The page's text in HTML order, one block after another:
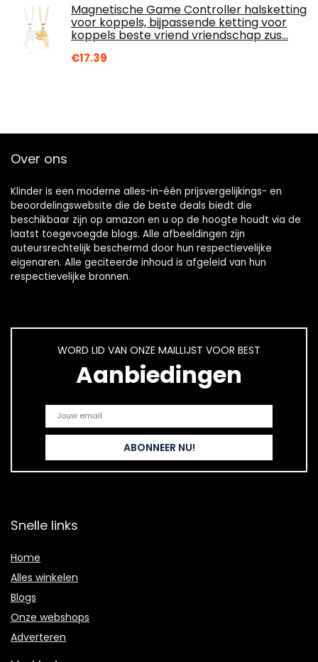
Magnetische Game Controller halsketting
voor koppels, bijpassende ketting voor
koppels beste vriend vriendschap zus…
€17.39
Over ons
Klinder is een moderne alles-in-één prijsvergelijkings- en
beoordelingswebsite die de beste deals biedt die
beschikbaar zijn op amazon en u op de hoogte houdt via de
laatst toegevoegde blogs. Alle afbeeldingen zijn
auteursrechtelijk beschermd door hun respectievelijke
eigenaren. Alle geciteerde inhoud is afgeleid van hun
respectievelijke bronnen.
WORD LID VAN ONZE MAILLIJST VOOR BEST
Aanbiedingen
Snelle links
Home
Alles winkelen
Blogs
Onze webshops
Adverteren